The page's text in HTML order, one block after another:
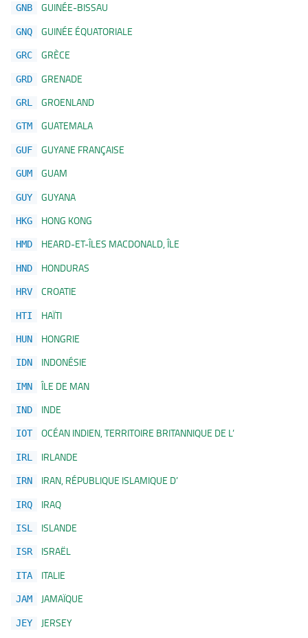
GNB GUINÉE-BISSAU
GNQ GUINÉE ÉQUATORIALE
GRC GRÈCE
GRD GRENADE
GRL GROENLAND
GTM GUATEMALA
GUF GUYANE FRANÇAISE
GUM GUAM
GUY GUYANA
HKG HONG KONG
HMD HEARD-ET-ÎLES MACDONALD, ÎLE
HND HONDURAS
HRV CROATIE
HTI HAÏTI
HUN HONGRIE
IDN INDONÉSIE
IMN ÎLE DE MAN
IND INDE
IOT OCÉAN INDIEN, TERRITOIRE BRITANNIQUE DE L’
IRL IRLANDE
IRN IRAN, RÉPUBLIQUE ISLAMIQUE D’
IRQ IRAQ
ISL ISLANDE
ISR ISRAËL
ITA ITALIE
JAM JAMAÏQUE
JEY JERSEY